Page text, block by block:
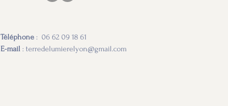
Téléphone : 06 62 09 18 61
E-mail : terredelumierelyon@gmail.com